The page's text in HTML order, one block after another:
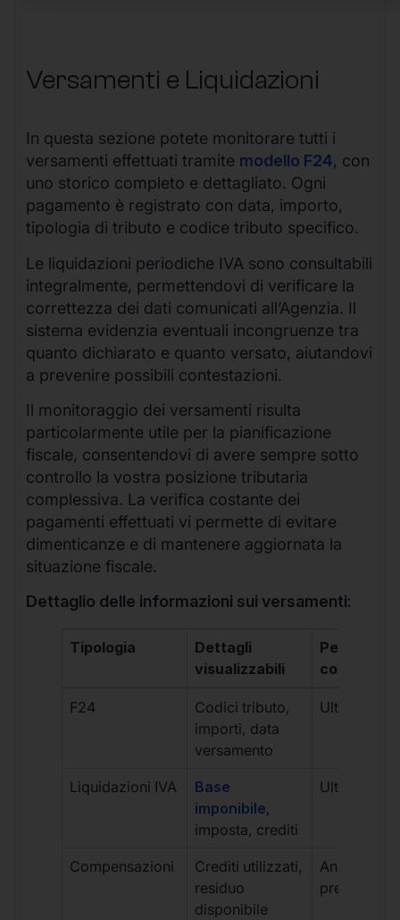
Versamenti e Liquidazioni
In questa sezione potete monitorare tutti i
versamenti effettuati tramite modello F24, con
uno storico completo e dettagliato. Ogni
pagamento è registrato con data, importo,
tipologia di tributo e codice tributo specifico.
Le liquidazioni periodiche IVA sono consultabili
integralmente, permettendovi di verificare la
correttezza dei dati comunicati all’Agenzia. Il
sistema evidenzia eventuali incongruenze tra
quanto dichiarato e quanto versato, aiutandovi
a prevenire possibili contestazioni.
Il monitoraggio dei versamenti risulta
particolarmente utile per la pianificazione
fiscale, consentendovi di avere sempre sotto
controllo la vostra posizione tributaria
complessiva. La verifica costante dei
pagamenti effettuati vi permette di evitare
dimenticanze e di mantenere aggiornata la
situazione fiscale.
Dettaglio delle informazioni sui versamenti:
Tipologia
Dettagli
visualizzabili
Periodo
F24
Codici tributo,
importi, data
versamento
Ultimi 5
Liquidazioni IVA
Base
imponibile,
imposta, crediti
Ultimi 8
Compensazioni
Crediti utilizzati,
residuo
disponibile
Anno
precedente